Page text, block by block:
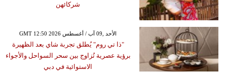
شركائهن
GMT 12:50 2026 الأحد ,09 آب / أغسطس
"ذا تي روم" يُطلق تجربة شاي بعد الظهيرة
برؤية عصرية تُزاوج بين سحر السواحل والأجواء
الاستوائية في دبي